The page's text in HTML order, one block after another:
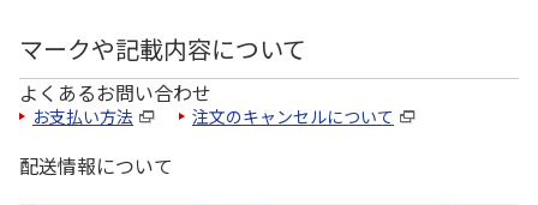
マークや記載内容について
よくあるお問い合わせ
お支払い方法 注文のキャンセルについて
配送情報について